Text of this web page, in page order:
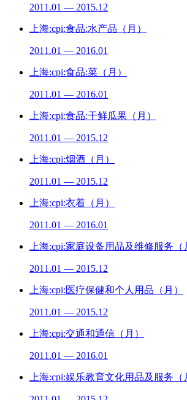
2011.01 — 2015.12
上海:cpi:食品:水产品（月）
2011.01 — 2016.01
上海:cpi:食品:菜（月）
2011.01 — 2016.01
上海:cpi:食品:干鲜瓜果（月）
2011.01 — 2015.12
上海:cpi:烟酒（月）
2011.01 — 2015.12
上海:cpi:衣着（月）
2011.01 — 2016.01
上海:cpi:家庭设备用品及维修服务（
2011.01 — 2015.12
上海:cpi:医疗保健和个人用品（月）
2011.01 — 2015.12
上海:cpi:交通和通信（月）
2011.01 — 2016.01
上海:cpi:娱乐教育文化用品及服务（